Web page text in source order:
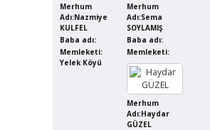
Merhum
Adı:Nazmiye
KULFEL
Baba adı:
Memleketi:
Yelek Köyü
Merhum
Adı:Sema
SOYLAMIŞ
Baba adı:
Memleketi:
Merhum
Adı:Haydar
GÜZEL